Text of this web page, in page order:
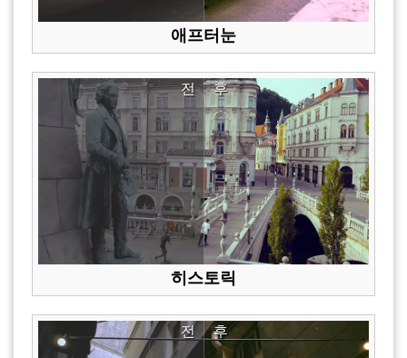
애프터눈
후
전
히스토릭
후
전